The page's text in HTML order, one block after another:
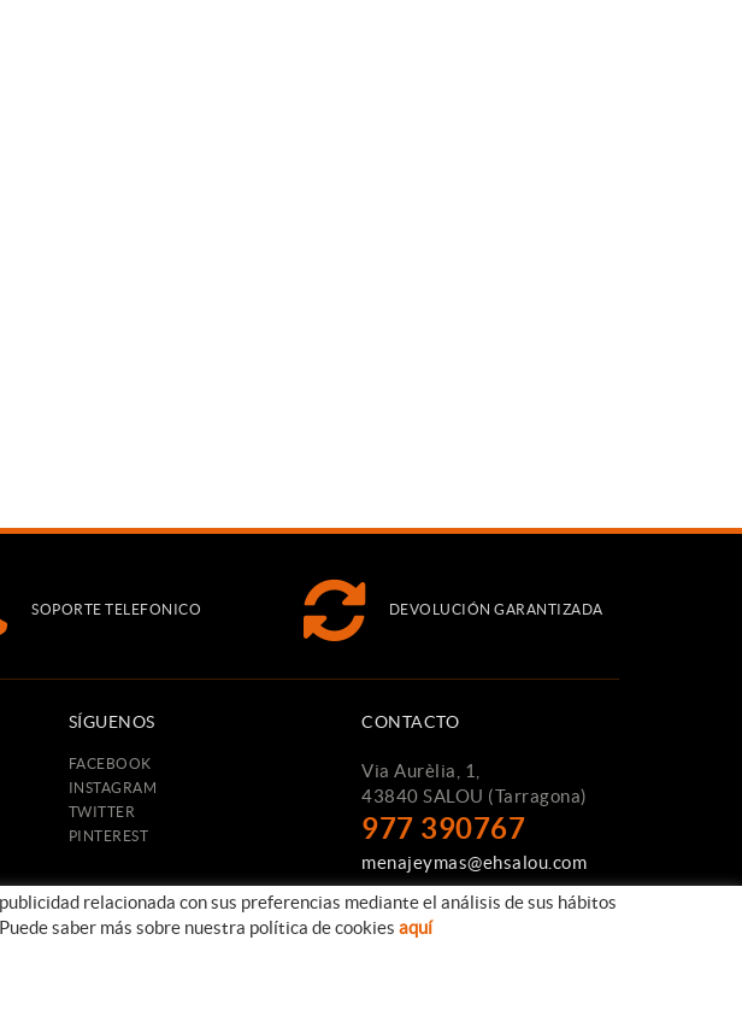
SOPORTE TELEFONICO DEVOLUCIÓN GARANTIZADA
SÍGUENOS
FACEBOOK
INSTAGRAM
TWITTER
PINTEREST
CONTACTO
Via Aurèlia, 1,
43840 SALOU (Tarragona)
977 390767
menajeymas@ehsalou.com
DE USO
relacionada con sus preferencias mediante el análisis de sus hábitos
saber más sobre nuestra política de cookies aquí